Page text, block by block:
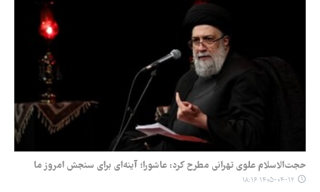
حجت‌الاسلام علوی تهرانی مطرح کرد: عاشورا؛ آینه‌ای برای سنجش امروز ما
۱۴۰۵-۰۴-۱۲ ۱۸:۱۶